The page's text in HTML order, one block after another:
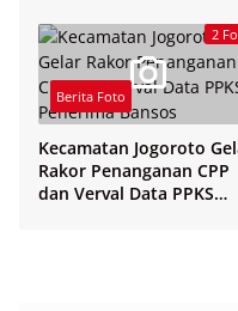
2
Berita Foto
Kecamatan Jogoroto
Rakor Penanganan CPP
dan Verval Data PPKS